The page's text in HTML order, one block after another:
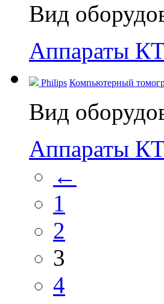
Вид
Аппараты
Philips Компьютерный
Вид
Аппараты
←
1
2
3
4